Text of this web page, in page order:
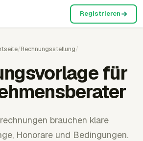
Registrieren
/Rechnungsstellung/
für
brauchen klare
Honorare und Bedingungen.